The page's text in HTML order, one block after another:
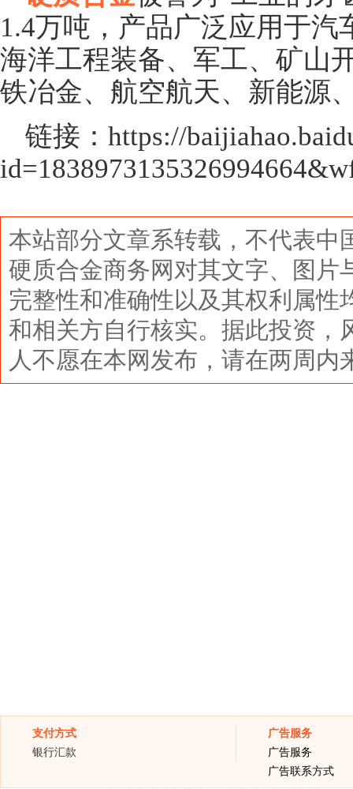
1.4万吨，产品广泛应用于
海洋工程装备、军工、矿山
铁冶金、航空航天、新能源
链接：https://
本站部分文章系转载，不代表中
硬质合金商务网对其文字、图片
完整性和准确性以及其权利属
和相关方自行核实。据此投资，
人不愿在本网发布，请在两周内
支付方式
银行汇款
广告服务
广告服务
广告联系方式